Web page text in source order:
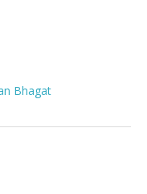
Bhagat